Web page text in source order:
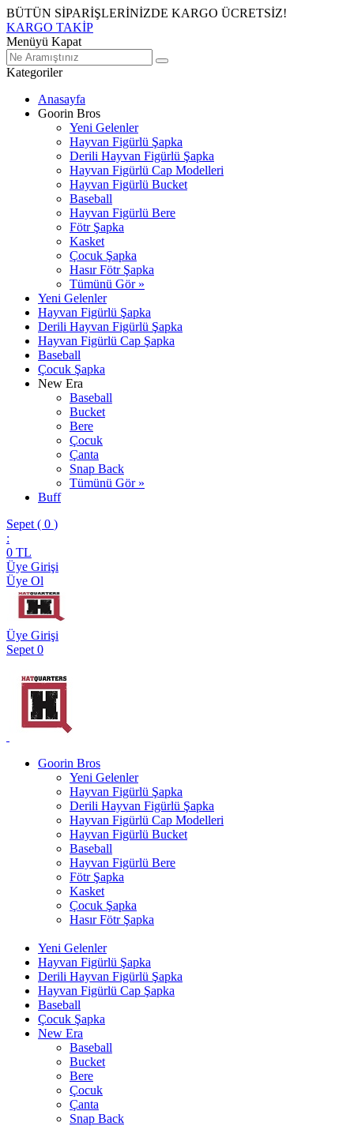
BÜTÜN SİPARİŞLERİNİZDE KARGO ÜCRETSİZ!
KARGO TAKİP
Menüyü Kapat
Kategoriler
Anasayfa
Goorin Bros
Yeni Gelenler
Hayvan Figürlü Şapka
Derili Hayvan Figürlü Şapka
Hayvan Figürlü Cap Modelleri
Hayvan Figürlü Bucket
Baseball
Hayvan Figürlü Bere
Fötr Şapka
Kasket
Çocuk Şapka
Hasır Fötr Şapka
Tümünü Gör »
Yeni Gelenler
Hayvan Figürlü Şapka
Derili Hayvan Figürlü Şapka
Hayvan Figürlü Cap Şapka
Baseball
Çocuk Şapka
New Era
Baseball
Bucket
Bere
Çocuk
Çanta
Snap Back
Tümünü Gör »
Buff
Sepet ( 0 )
:
0 TL
Üye Girişi
Üye Ol
Üye Girişi
Sepet 0
Goorin Bros
Yeni Gelenler
Hayvan Figürlü Şapka
Derili Hayvan Figürlü Şapka
Hayvan Figürlü Cap Modelleri
Hayvan Figürlü Bucket
Baseball
Hayvan Figürlü Bere
Fötr Şapka
Kasket
Çocuk Şapka
Hasır Fötr Şapka
Yeni Gelenler
Hayvan Figürlü Şapka
Derili Hayvan Figürlü Şapka
Hayvan Figürlü Cap Şapka
Baseball
Çocuk Şapka
New Era
Baseball
Bucket
Bere
Çocuk
Çanta
Snap Back